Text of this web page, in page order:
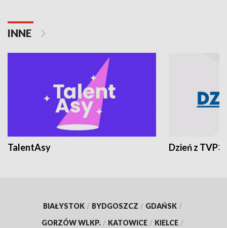
INNE
TalentAsy Dzień z TVP3
BIAŁYSTOK / BYDGOSZCZ / GDAŃSK /
GORZÓW WLKP. / KATOWICE / KIELCE /